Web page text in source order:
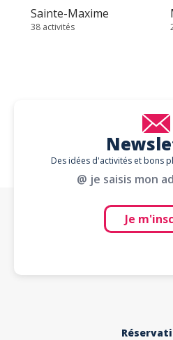
Sainte-Maxime
38 activités
Des idées d'activités et bons
@ je saisis mon
Je